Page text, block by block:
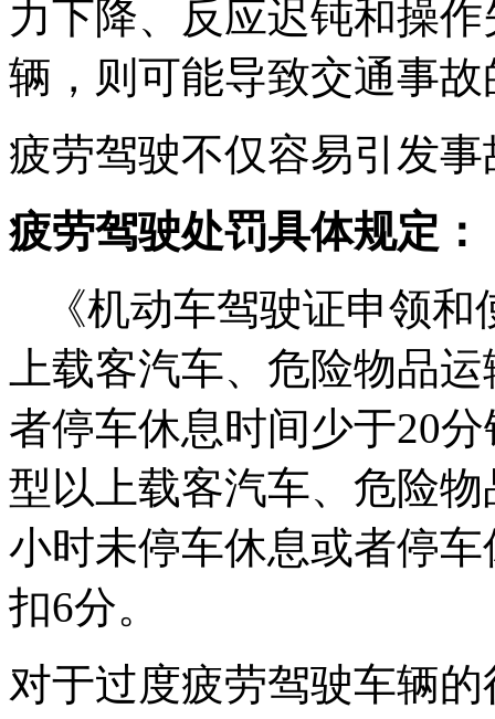
力下降、反应迟钝和操
辆，则可能导致交通事
疲劳驾驶不仅容易引发
疲劳驾驶处罚具体规定：
《机动车驾驶证申领
上载客汽车、危险物品
者停车休息时间少于20
型以上载客汽车、危险
小时未停车休息或者停
扣6分。
对于过度疲劳驾驶车辆